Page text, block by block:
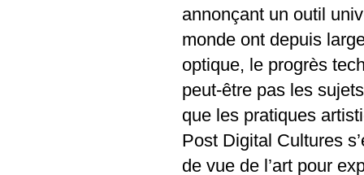
annonçant un outil
monde ont depuis
optique, le progrès
peut-être pas les
que les pratiques
Post Digital Cultures
de vue de l’art pour